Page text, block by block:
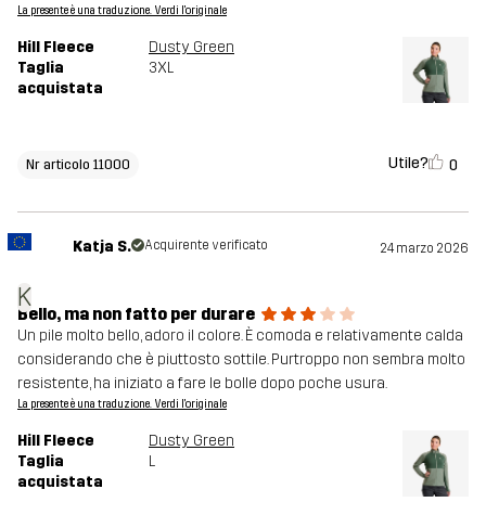
La presente è una traduzione. Verdi l'originale
Hill Fleece
Dusty Green
Taglia
acquistata
3XL
Nr articolo 11000 Utile? 0
K
Katja S. Acquirente verificato 24 marzo 2026
Bello, ma non fatto per durare
Un pile molto bello, adoro il colore. È comoda e relativamente calda
considerando che è piuttosto sottile. Purtroppo non sembra molto
resistente, ha iniziato a fare le bolle dopo poche usura.
La presente è una traduzione. Verdi l'originale
Hill Fleece
Dusty Green
Taglia
acquistata
L